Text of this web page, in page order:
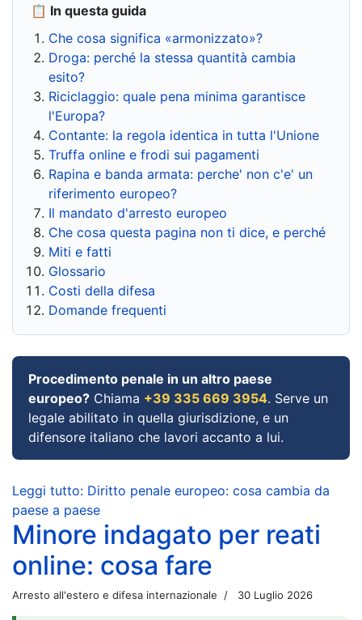
📋 In questa guida
Che cosa significa «armonizzato»?
Droga: perché la stessa quantità cambia
esito?
Riciclaggio: quale pena minima garantisce
l'Europa?
Contante: la regola identica in tutta l'Unione
Truffa online e frodi sui pagamenti
Rapina e banda armata: perche' non c'e' un
riferimento europeo?
Il mandato d'arresto europeo
Che cosa questa pagina non ti dice, e perché
Miti e fatti
Glossario
Costi della difesa
Domande frequenti
Procedimento penale in un altro paese
europeo? Chiama +39 335 669 3954. Serve un
legale abilitato in quella giurisdizione, e un
difensore italiano che lavori accanto a lui.
Leggi tutto: Diritto penale europeo: cosa cambia da
paese a paese
Minore indagato per reati
online: cosa fare
Arresto all'estero e difesa internazionale 30 Luglio 2026